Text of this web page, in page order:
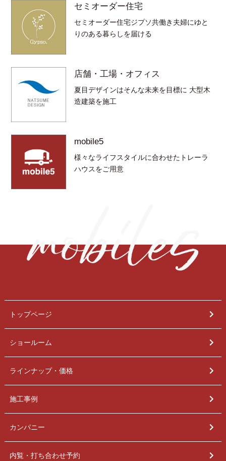
セミオーダー住宅
セミオーダー住宅ジプソ共働き夫婦にゆと
りのある暮らしを届ける
店舗・工場・オフィス
夏目デザインはそんな未来を目標に 大型木
造建築を施工
mobile5
様々なライフスタイルに合わせたトレーラ
ハウスをご用意
トップページ
ショールーム
ラインナップ・価格
施工事例
カンパニー
内覧・打ち合わせ予約